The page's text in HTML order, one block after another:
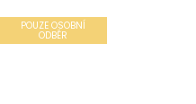
POUZE OSOBNÍ
ODBĚR